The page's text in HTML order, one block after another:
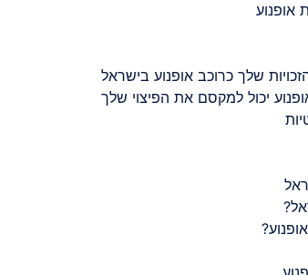
שלך כרוכב אופנוע בישראל
יכול למקסם את הפיצוי שלך